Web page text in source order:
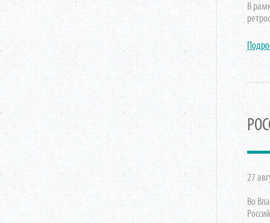
В
27
Во